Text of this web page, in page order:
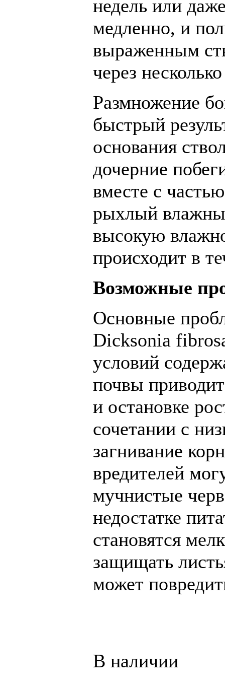
недель или
медленно, и
выраженным
через
Размножение
быстрый
основания
дочерние
вместе с
рыхлый
высокую
происходит в
Возможные
Основные
Dicksonia
условий
почвы
и остановке
сочетании с
загнивание
вредителей
мучнистые
недостатке
становятся
защищать
может
В наличии